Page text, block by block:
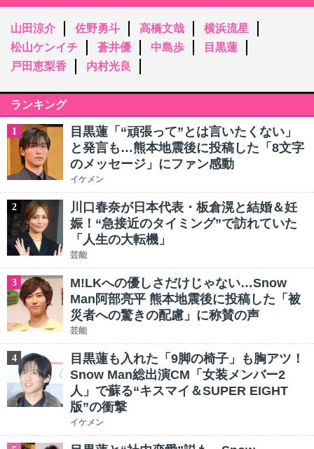
山田涼介 佐野勇斗 高橋文哉
横浜流星
松山ケンイチ
蒼井優 中島歩
目黒蓮
戸田恵梨香
内村光良
ランキング
1
目黒蓮「“頑張って”とは言いたくない」
と発言も…熊本地震後に投稿した「8文字
のメッセージ」にファン感動
イケメン
2
川口春奈が日本代表・板倉滉と結婚＆妊
娠！“急接近のタイミング”で訪れていた
「人生の大転機」
芸能
3
M!LKへの優しさだけじゃない…Snow
Man阿部亮平 熊本地震後に投稿した「被
災者への驚きの配慮」に称賛の声
芸能
4
目黒蓮も入れた「9脚の椅子」も胸アツ！
Snow Man総出演CM「女装メンバー2
人」で蘇る“キスマイ＆SUPER EIGHT
版”の衝撃
イケメン